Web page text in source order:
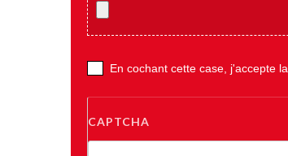
En cochant cette case, j'accepte la
CAPTCHA